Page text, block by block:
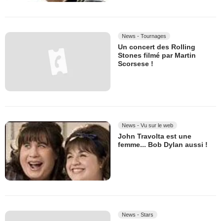
News - Tournages
Un concert des Rolling
Stones filmé par Martin
Scorsese !
News - Vu sur le web
John Travolta est une
femme... Bob Dylan aussi !
News - Stars